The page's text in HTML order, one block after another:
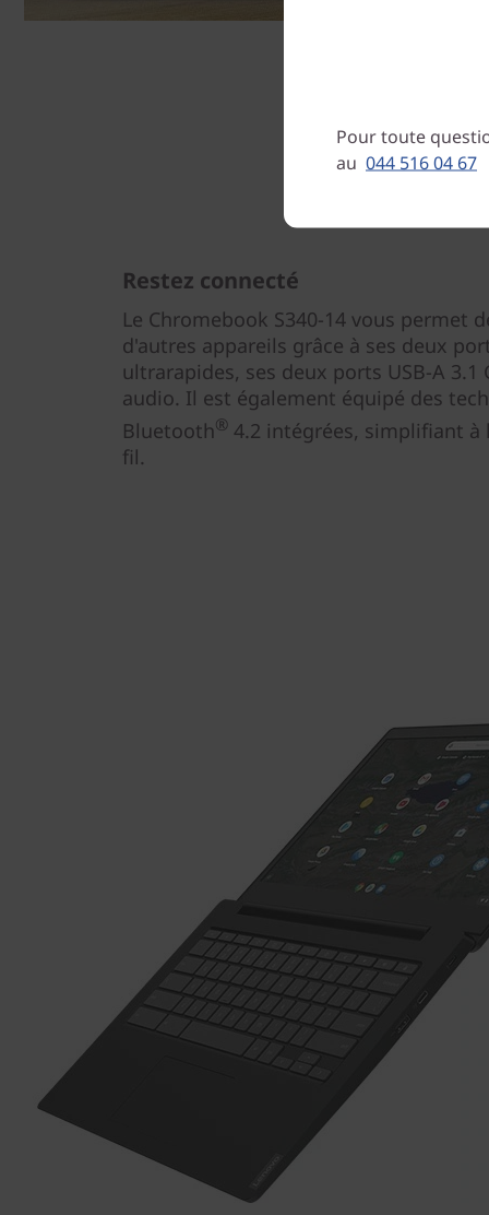
Restez connecté
Le Chromebook S340-14 vous permet
d'autres appareils grâce à ses deux
ultrarapides, ses deux ports USB-A
audio. Il est également équipé des
Bluetooth® 4.2 intégrées, simplifiant à
fil.
Pour toute
au 044 516 04 67